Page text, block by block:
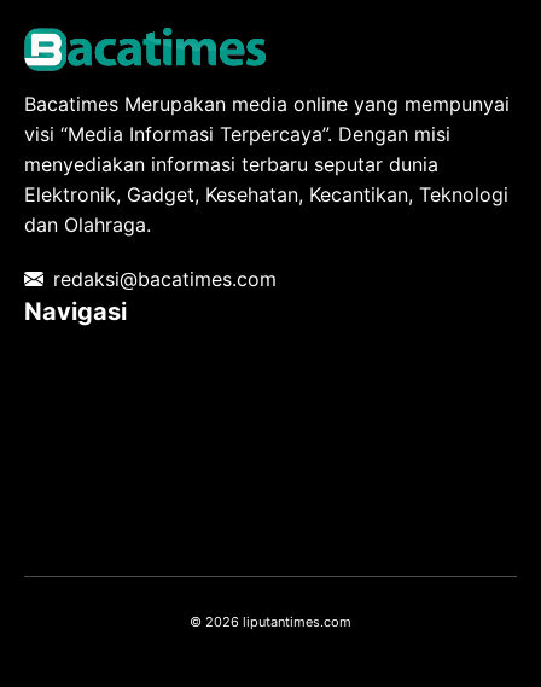
Bacatimes Merupakan media online yang mempunyai
visi “Media Informasi Terpercaya”. Dengan misi
menyediakan informasi terbaru seputar dunia
Elektronik, Gadget, Kesehatan, Kecantikan, Teknologi
dan Olahraga.
redaksi@bacatimes.com
Navigasi
© 2026 liputantimes.com